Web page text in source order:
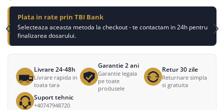
Plata in rate prin TBI Bank
Selecteaza aceasta metoda la checkout - te contactam in 24h pentru
finalizarea dosarului.
Livrare 24-48h
Livrare rapida in
toata tara
Garantie 2 ani
Garantie legala
pe toate
produsele
Retur 30 zile
Returnare simpla
si gratuita
Suport tehnic
+40747948720